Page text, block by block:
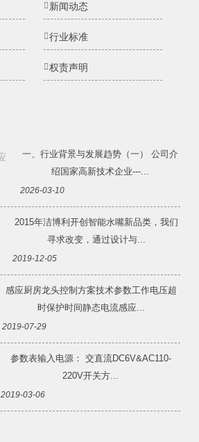
新闻动态
行业标准
权责声明
一、行业背景与发展趋势（一） 公司介
绍国家高新技术企业---...
2026-03-10
2015年洁博利开创智能水嘴新品类，我们
寻求改变，通过设计与...
2019-12-05
感应厨房龙头控制方案技术参数工作电压超
时保护时间静态电流感应...
2019-07-29
参数表输入电源： 交直流DC6V&AC110-
220V开关方...
2019-03-06